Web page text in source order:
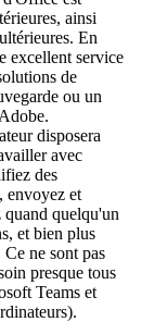
ainsi
En
excellent service
de
ou un
disposera
avec
des
envoyez et
quand quelqu'un
et bien plus
ne sont pas
presque tous
Teams et